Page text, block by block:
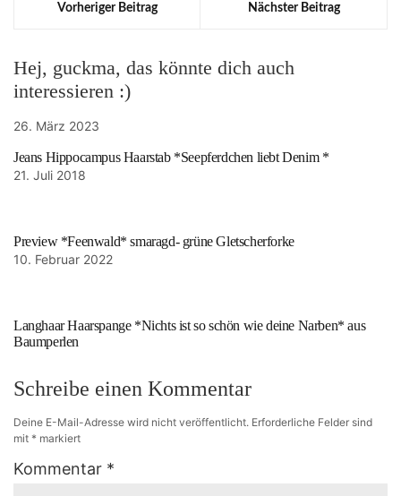
Vorheriger Beitrag Nächster Beitrag
Hej, guckma, das könnte dich auch
interessieren :)
26. März 2023
Jeans Hippocampus Haarstab *Seepferdchen liebt Denim *
21. Juli 2018
Preview *Feenwald* smaragd- grüne Gletscherforke
10. Februar 2022
Langhaar Haarspange *Nichts ist so schön wie deine Narben* aus
Baumperlen
Schreibe einen Kommentar
Deine E-Mail-Adresse wird nicht veröffentlicht. Erforderliche Felder sind
mit * markiert
Kommentar *